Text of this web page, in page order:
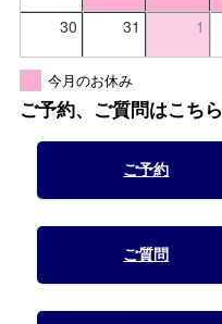
30 31 1
今月のお休み
ご予約、ご質問はこちら
ご予約
ご質問